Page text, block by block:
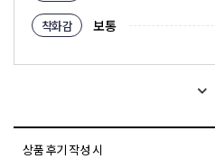
착화감 보통
상품 후기 작성 시